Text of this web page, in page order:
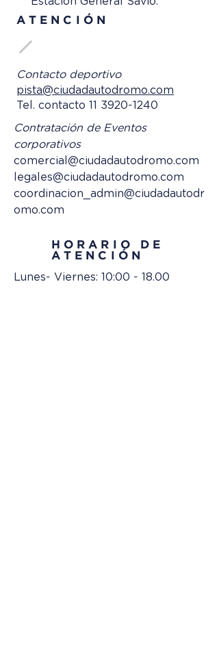
ATENCIÓN
Contacto deportivo
pista@ciudadautodromo.com
Tel. contacto 11 3920-1240
Contratación de Eventos
corporativos
comercial@ciudadautodromo.com
legales@ciudadautodromo.com
coordinacion_admin@ciudadautodr
omo.com
HORARIO DE
ATENCIÓN
Lunes- Viernes: 10:00 - 18.00